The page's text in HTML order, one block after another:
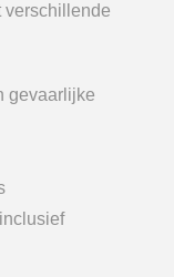
verschillende
gevaarlijke